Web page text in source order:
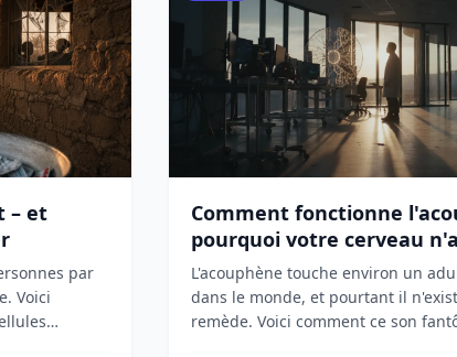
– et
par
Voici
Comment fonctionne
pourquoi votre cerveau
de sonner
L'acouphène touche environ un
dans le monde, et pourtant il
remède. Voici comment ce son